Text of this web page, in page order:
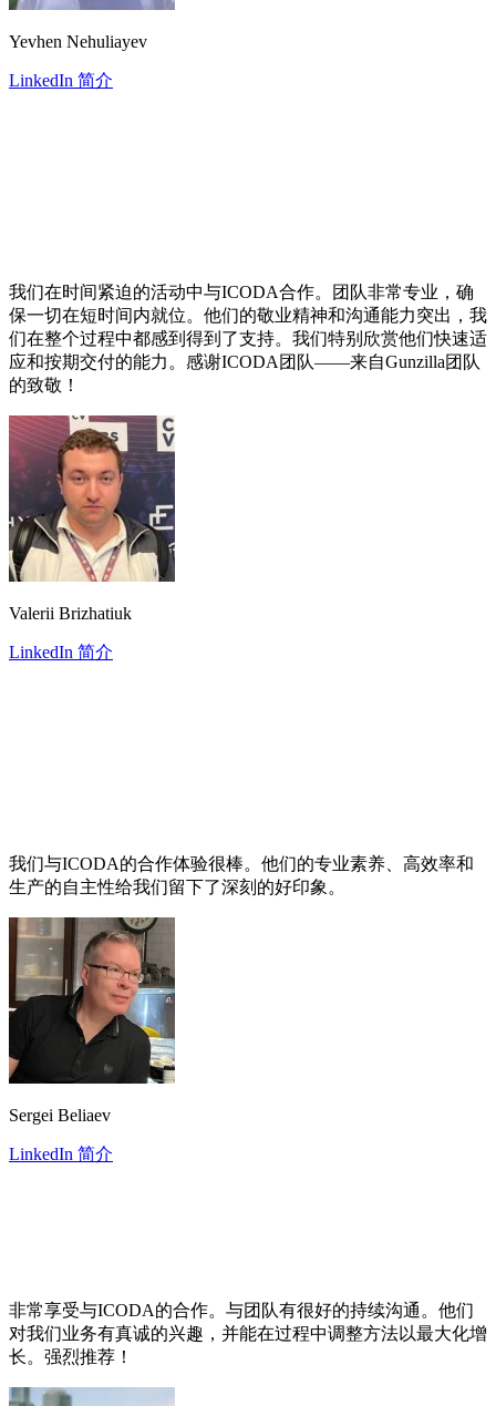
Yevhen Nehuliayev
LinkedIn 简介
我们在时间紧迫的活动中与ICODA合作。团队非常专业，确
保一切在短时间内就位。他们的敬业精神和沟通能力突出，我
们在整个过程中都感到得到了支持。我们特别欣赏他们快速适
应和按期交付的能力。感谢ICODA团队——来自Gunzilla团队
的致敬！
Valerii Brizhatiuk
LinkedIn 简介
我们与ICODA的合作体验很棒。他们的专业素养、高效率和
生产的自主性给我们留下了深刻的好印象。
Sergei Beliaev
LinkedIn 简介
非常享受与ICODA的合作。与团队有很好的持续沟通。他们
对我们业务有真诚的兴趣，并能在过程中调整方法以最大化增
长。强烈推荐！